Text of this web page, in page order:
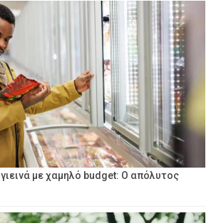
με χαμηλό budget: Ο απόλυτος